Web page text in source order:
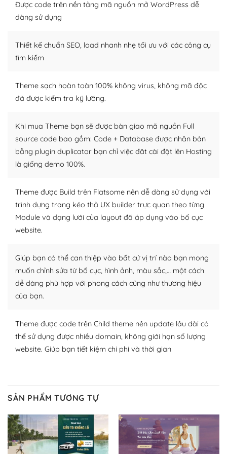
tìm kiếm chúng trên Internet hoặc nhờ chuyên gia.
Dễ dàng tùy chỉnh trên WordPress
– Sở hữu một cộng đồng lớn, sẵn sàng hỗ trợ
người cuồng tín WordPress.
kiếm những cộng đồng WordPress, họ sẽ giúp bạn trả
lời, giải đáp vấn đề của bạn.
Cộng đồng sử dụng WordPress sẵn sàng hỗ trợ bạn
Plugin mở rộng là thành phần cài đặt thêm vào
WordPress để tăng thêm các tính năng cần thiết. Có
nhiều plugin trả phí hoặc miễn phí.
plugin của WordPress rất phong phú. Bạn có thể thỏa
thích chọn lựa plugin và themes phù hợp cho mục đích
lập website của mình.
WordPress đa dạng plugin và themes
– Dễ sử dụng
Với mọi Hosting bất kỳ thì WordPress đều có thể dễ
dàng thiết lập vì thực tế nó đã cung cấp khoảng 60%
trang web WordPress của bạn.
Dễ dàng lựa chọn Hosting cho website WordPress
– Bảo mật cực tốt
Được code trên nền tảng mã nguồn mở WordPress dễ
dàng sử dụng
Thiết kế chuẩn SEO, load nhanh nhẹ tối ưu với các công cụ
tìm kiếm
Theme sạch hoàn toàn 100% không virus, không mã độc
đã được kiểm tra kỹ lưỡng.
Khi mua Theme bạn sẽ được bàn giao mã nguồn Full
source code bao gồm: Code + Database được nhân bản
bằng plugin duplicator bạn chỉ việc đăt cài đặt lên Hosting
là giống demo 100%.
Theme được Build trên Flatsome nên dễ dàng sử dụng với
trình dựng trang kéo thả UX builder trực quan theo từng
Module và dạng lưới của layout đã áp dụng vào bố cục
website.
Giúp bạn có thể can thiệp vào bất cứ vị trí nào bạn mong
muốn chỉnh sửa từ bố cục, hình ảnh, màu sắc,… một cách
dễ dàng phù hợp với phong cách cũng như thương hiệu
của bạn.
Theme được code trên Child theme nên update lâu dài có
thể sử dụng được nhiều domain, không giới hạn số lượng
website. Giúp bạn tiết kiệm chi phí và thời gian
SẢN PHẨM TƯƠNG TỰ